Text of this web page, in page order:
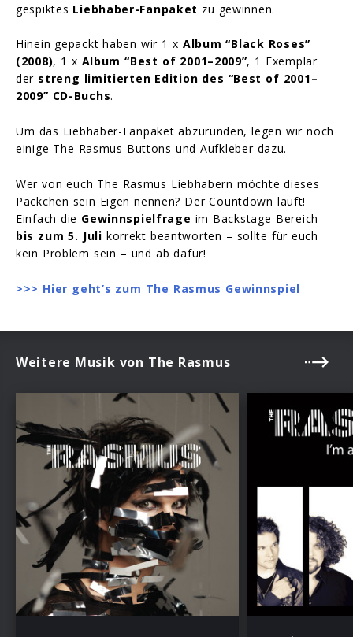
gespiktes Liebhaber-Fanpaket zu gewinnen.
Hinein gepackt haben wir 1 x Album “Black Roses”
(2008), 1 x Album “Best of 2001–2009”, 1 Exemplar
der streng limitierten Edition des “Best of 2001–
2009” CD-Buchs.
Um das Liebhaber-Fanpaket abzurunden, legen wir noch
einige The Rasmus Buttons und Aufkleber dazu.
Wer von euch The Rasmus Liebhabern möchte dieses
Päckchen sein Eigen nennen? Der Countdown läuft!
Einfach die Gewinnspielfrage im Backstage-Bereich
bis zum 5. Juli korrekt beantworten – sollte für euch
kein Problem sein – und ab dafür!
>>> Hier geht’s zum The Rasmus Gewinnspiel
Weitere Musik von The Rasmus